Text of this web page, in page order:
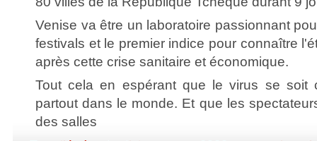
Venise va être un laboratoire passionnant
festivals et le premier indice pour connaître
après cette crise sanitaire et économique.
Tout cela en espérant que le virus se soit
partout dans le monde. Et que les
des salles